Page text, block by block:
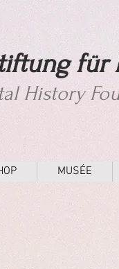
für
History
MUSÉE